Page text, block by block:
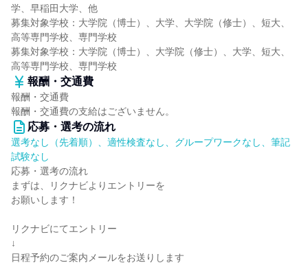
学、早稲田大学、他
募集対象学校：大学院（博士）、大学、大学院（修士）、短大、
高等専門学校、専門学校
募集対象学校：大学院（博士）、大学院（修士）、大学、短大、
高等専門学校、専門学校
報酬・交通費
報酬・交通費
報酬・交通費の支給はございません。
応募・選考の流れ
選考なし（先着順）、適性検査なし、グループワークなし、筆記
試験なし
応募・選考の流れ
まずは、リクナビよりエントリーを
お願いします！
リクナビにてエントリー
↓
日程予約のご案内メールをお送りします